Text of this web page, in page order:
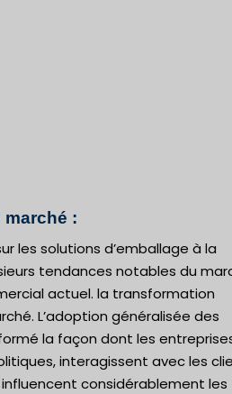
:
les solutions d’emballage à la
tendances notables du
actuel. la transformation
L’adoption généralisée des
la façon dont les
interagissent avec les
considérablement les